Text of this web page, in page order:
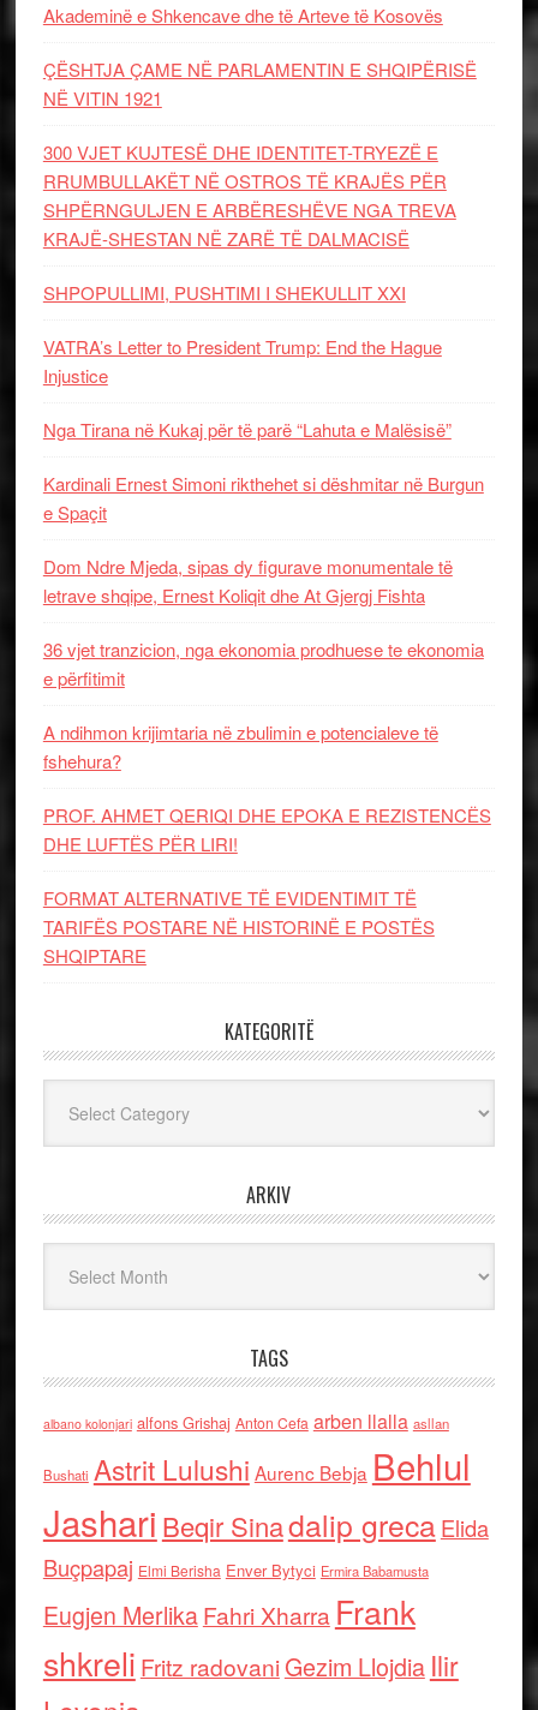
Akademinë e Shkencave dhe të Arteve të Kosovës
ÇËSHTJA ÇAME NË PARLAMENTIN E SHQIPËRISË
NË VITIN 1921
300 VJET KUJTESË DHE IDENTITET-TRYEZË E
RRUMBULLAKËT NË OSTROS TË KRAJËS PËR
SHPËRNGULJEN E ARBËRESHËVE NGA TREVA
KRAJË-SHESTAN NË ZARË TË DALMACISË
SHPOPULLIMI, PUSHTIMI I SHEKULLIT XXI
VATRA’s Letter to President Trump: End the Hague
Injustice
Nga Tirana në Kukaj për të parë “Lahuta e Malësisë”
Kardinali Ernest Simoni rikthehet si dëshmitar në Burgun
e Spaçit
Dom Ndre Mjeda, sipas dy figurave monumentale të
letrave shqipe, Ernest Koliqit dhe At Gjergj Fishta
36 vjet tranzicion, nga ekonomia prodhuese te ekonomia
e përfitimit
A ndihmon krijimtaria në zbulimin e potencialeve të
fshehura?
PROF. AHMET QERIQI DHE EPOKA E REZISTENCЁS
DHE LUFTЁS PЁR LIRI!
FORMAT ALTERNATIVE TË EVIDENTIMIT TË
TARIFËS POSTARE NË HISTORINË E POSTËS
SHQIPTARE
KATEGORITË
ARKIV
TAGS
albano kolonjari alfons Grishaj Anton Cefa arben llalla asllan
Bushati Astrit Lulushi Aurenc Bebja Behlul
Jashari Beqir Sinadalip grecaElida
Buçpapaj Elmi Berisha Enver Bytyci Ermira Babamusta
Eugjen MerlikaFahri Xharra Frank
shkreli Fritz radovaniGezim Llojdia Ilir